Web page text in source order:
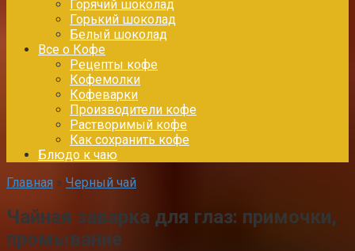
Горячий шоколад
Горький шоколад
Белый шоколад
Все о Кофе
Рецепты кофе
Кофемолки
Кофеварки
Производители кофе
Растворимый кофе
Как сохранить кофе
Блюдо к чаю
Главная » Черный чай
Чайная заварка для глаз: примочки,
промывание